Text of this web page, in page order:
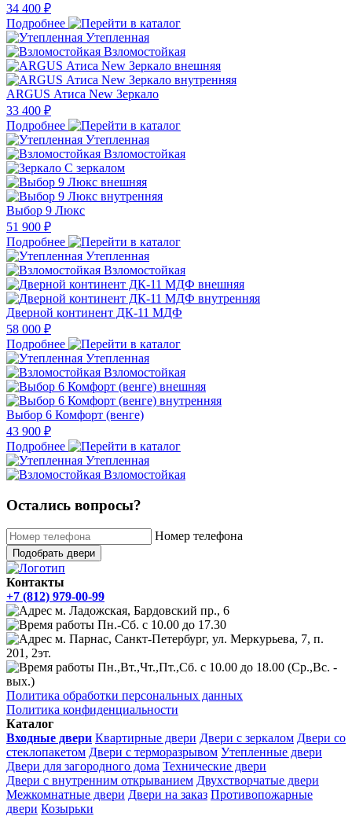
34 400 ₽
Подробнее
Утепленная
Взломостойкая
ARGUS Атиса New Зеркало
33 400 ₽
Подробнее
Утепленная
Взломостойкая
С зеркалом
Выбор 9 Люкс
51 900 ₽
Подробнее
Утепленная
Взломостойкая
Дверной континент ДК-11 МДФ
58 000 ₽
Подробнее
Утепленная
Взломостойкая
Выбор 6 Комфорт (венге)
43 900 ₽
Подробнее
Утепленная
Взломостойкая
Остались вопросы?
Номер телефона
Подобрать двери
Контакты
+7 (812) 979-00-99
м. Ладожская, Бардовский пр., 6
Пн.-Сб. с 10.00 до 17.30
м. Парнас, Санкт-Петербург, ул. Меркурьева, 7, п.
201, 2эт.
Пн.,Вт.,Чт.,Пт.,Сб. с 10.00 до 18.00 (Ср.,Вс. -
вых.)
Политика обработки персональных данных
Политика конфиденциальности
Каталог
Входные двери Квартирные двери Двери с зеркалом Двери со
стеклопакетом Двери с терморазрывом Утепленные двери
Двери для загородного дома Технические двери
Двери с внутренним открыванием Двухстворчатые двери
Межкомнатные двери Двери на заказ Противопожарные
двери Козырьки